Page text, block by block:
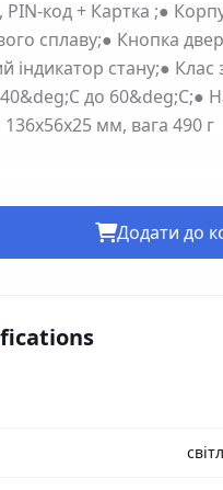
код + Картка ;●
сплаву;● Кнопка
індикатор стану;●
до 60&deg;С;●
мм, вага 490 г
Додати до